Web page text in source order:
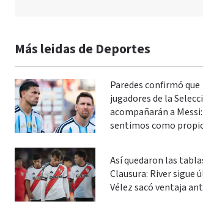
Más leidas de Deportes
Paredes confirmó que
jugadores de la
acompañarán a
sentimos como
Así quedaron las
Clausura: River sigue
Vélez sacó ventaja